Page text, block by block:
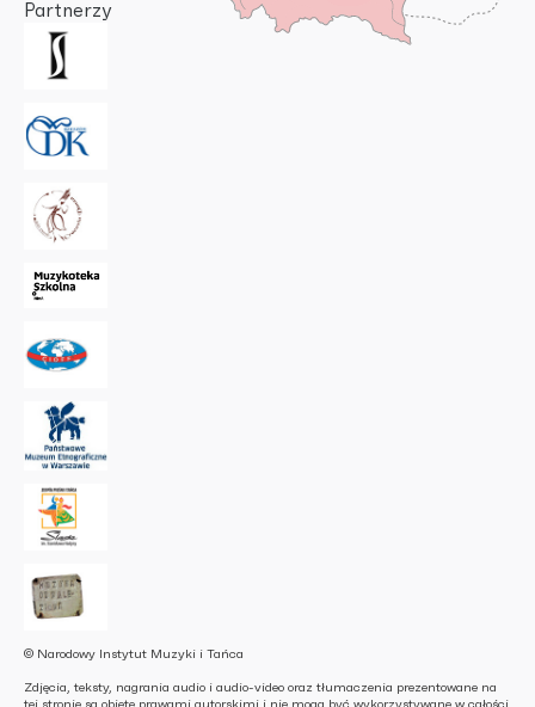
Partnerzy
© Narodowy Instytut Muzyki i Tańca
Zdjęcia, teksty, nagrania audio i audio-video oraz tłumaczenia prezentowane na
tej stronie są objęte prawami autorskimi i nie mogą być wykorzystywane w całości